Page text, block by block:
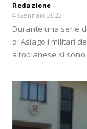
Redazione -
4 Gennaio 2022
Durante una serie
di Asiago i militari
altopianese si sono